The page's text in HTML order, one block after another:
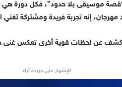
لأزيد من 25 سنة “قصة موسيقى بلا حدود”،
مهرجان، إنه تجربة فريدة ومشتركة تغني
عن لحظات قوية أخرى تعكس غنى
للإشهار على جريدة آراء